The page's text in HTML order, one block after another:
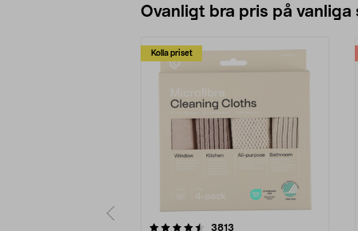
Ovanligt bra pris på vanliga
Kolla priset
3813
4.0av 5 stjärnor